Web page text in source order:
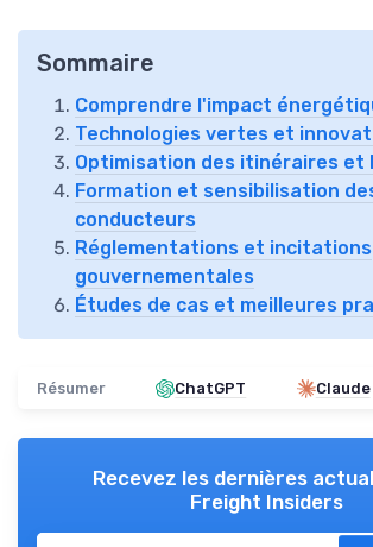
Sommaire
Comprendre l'impact
Technologies vertes et
Optimisation des itinéraires et
Formation et sensibilisation
conducteurs
Réglementations et incitations
gouvernementales
Études de cas et meilleures
Résumer ChatGPT Claude
Recevez les dernières
Freight Insiders